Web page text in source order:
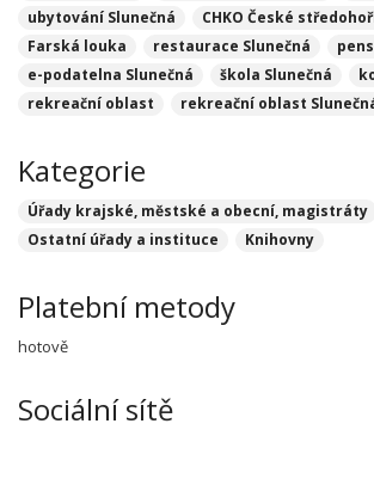
ubytování Slunečná
CHKO České
Farská louka
restaurace Slunečná
e-podatelna Slunečná
škola Slunečná
rekreační oblast
rekreační oblast
Kategorie
Úřady krajské, městské a obecní, magistráty
Ostatní úřady a instituce
Knihovny
Platební metody
hotově
Sociální sítě